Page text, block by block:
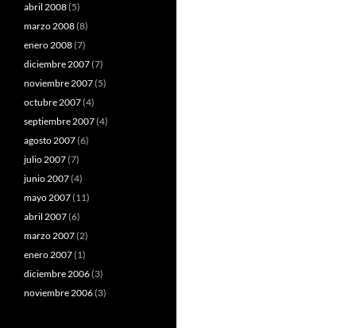
abril 2008(5)
marzo 2008(8)
enero 2008(7)
diciembre 2007(7)
noviembre 2007(5)
octubre 2007(4)
septiembre 2007(4)
agosto 2007(6)
julio 2007(7)
junio 2007(4)
mayo 2007(11)
abril 2007(6)
marzo 2007(2)
enero 2007(1)
diciembre 2006(3)
noviembre 2006(3)